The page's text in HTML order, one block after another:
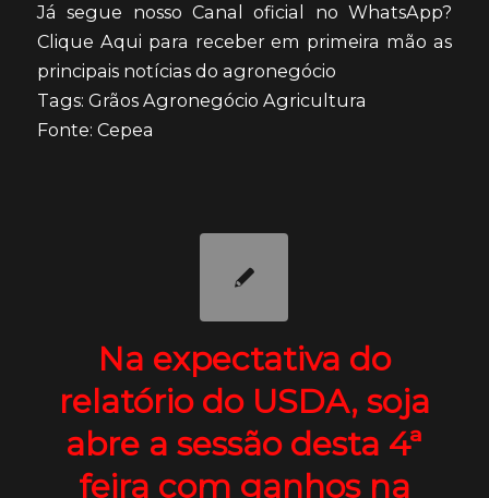
Já segue nosso Canal oficial no WhatsApp?
Clique Aqui para receber em primeira mão as
principais notícias do agronegócio
Tags: Grãos Agronegócio Agricultura
Fonte: Cepea
Na expectativa do
relatório do USDA, soja
abre a sessão desta 4ª
feira com ganhos na